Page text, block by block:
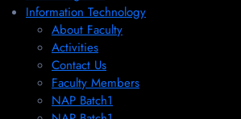
Information Technology
About Faculty
Activities
Contact Us
Faculty Members
NAP Batch1